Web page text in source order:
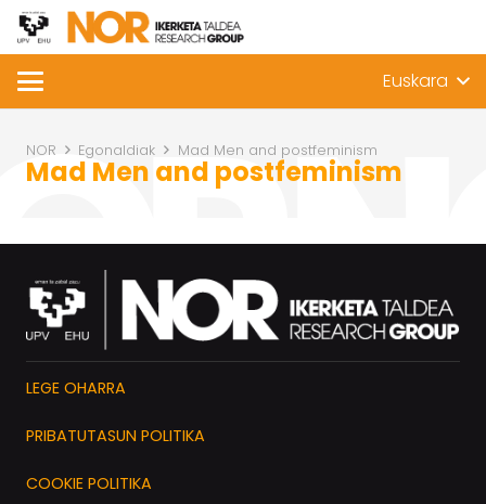
Euskara
NOR Egonaldiak Mad Men and postfeminism
Mad Men and postfeminism
LEGE OHARRA
PRIBATUTASUN POLITIKA
COOKIE POLITIKA